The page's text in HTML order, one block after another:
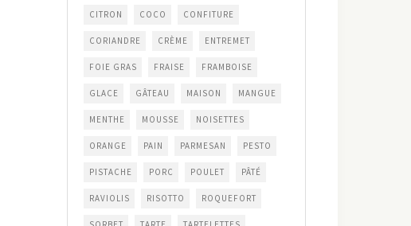
CITRON COCO CONFITURE
CORIANDRE CRÈME ENTREMET
FOIE GRAS FRAISE FRAMBOISE
GLACE GÂTEAU MAISON MANGUE
MENTHE MOUSSE NOISETTES
ORANGE PAIN PARMESAN PESTO
PISTACHE PORC POULET PÂTÉ
RAVIOLIS RISOTTO ROQUEFORT